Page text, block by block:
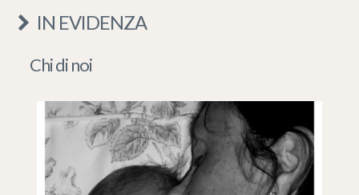
IN EVIDENZA
Chi di noi